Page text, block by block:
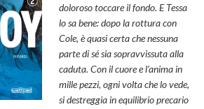
doloroso toccare il fondo. E Tessa
lo sa bene: dopo la rottura con
Cole, è quasi certa che nessuna
parte di sé sia sopravvissuta alla
caduta. Con il cuore e l’anima in
mille pezzi, ogni volta che lo vede,
si destreggia in equilibrio precario